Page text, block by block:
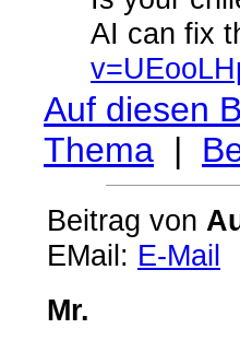
AI can fix
Auf diesen
Thema |
Beitrag von
EMail: E-Mail
Mr.